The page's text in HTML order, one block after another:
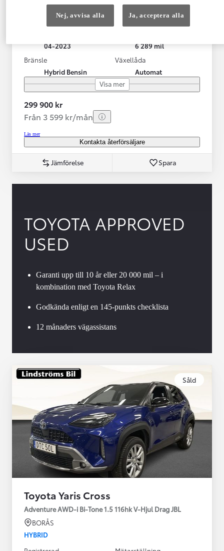
KRYLBO
04-2023
6 289 mil
Bränsle
Hybrid Bensin
Växellåda
Automat
Visa mer
299 900 kr
Från 3 599 kr/mån
Läs mer
Kontakta återförsäljare
Jämförelse Spara
TOYOTA APPROVED
USED
Garanti upp till 10 år eller 20 000 mil – i
kombination med Toyota Relax
Godkända enligt en 145-punkts checklista
12 månaders vägassistans
Såld
Toyota Yaris Cross
Adventure AWD-i Bi-Tone 1.5 116hk V-Hjul Drag JBL
BORÅS
HYBRID
Nej, avvisa alla Ja, acceptera alla